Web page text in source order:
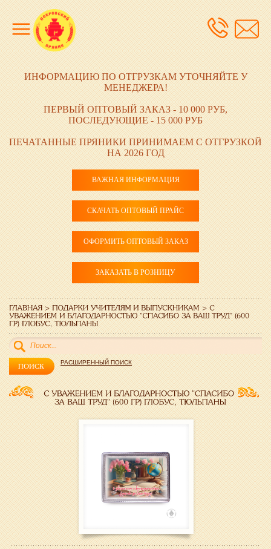
ИНФОРМАЦИЮ ПО ОТГРУЗКАМ УТОЧНЯЙТЕ У
МЕНЕДЖЕРА!
ПЕРВЫЙ ОПТОВЫЙ ЗАКАЗ - 10 000 РУБ,
ПОСЛЕДУЮЩИЕ - 15 000 РУБ
ПЕЧАТАННЫЕ ПРЯНИКИ ПРИНИМАЕМ С ОТГРУЗКОЙ
НА 2026 ГОД
ВАЖНАЯ ИНФОРМАЦИЯ
СКАЧАТЬ ОПТОВЫЙ ПРАЙС
ОФОРМИТЬ ОПТОВЫЙ ЗАКАЗ
ЗАКАЗАТЬ В РОЗНИЦУ
РАСШИРЕННЫЙ ПОИСК